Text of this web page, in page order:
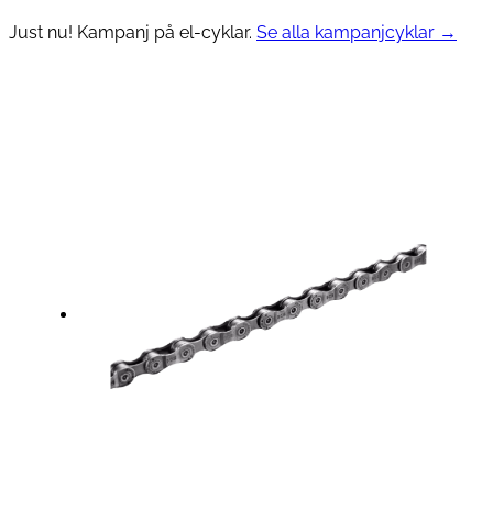
Just nu! Kampanj på el-cyklar. Se alla kampanjcyklar →